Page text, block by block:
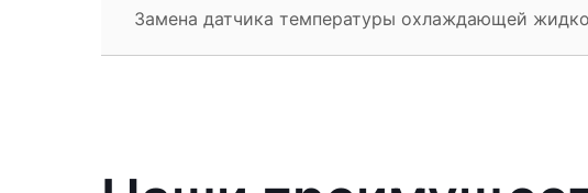
Замена датчика температуры охлаждающей